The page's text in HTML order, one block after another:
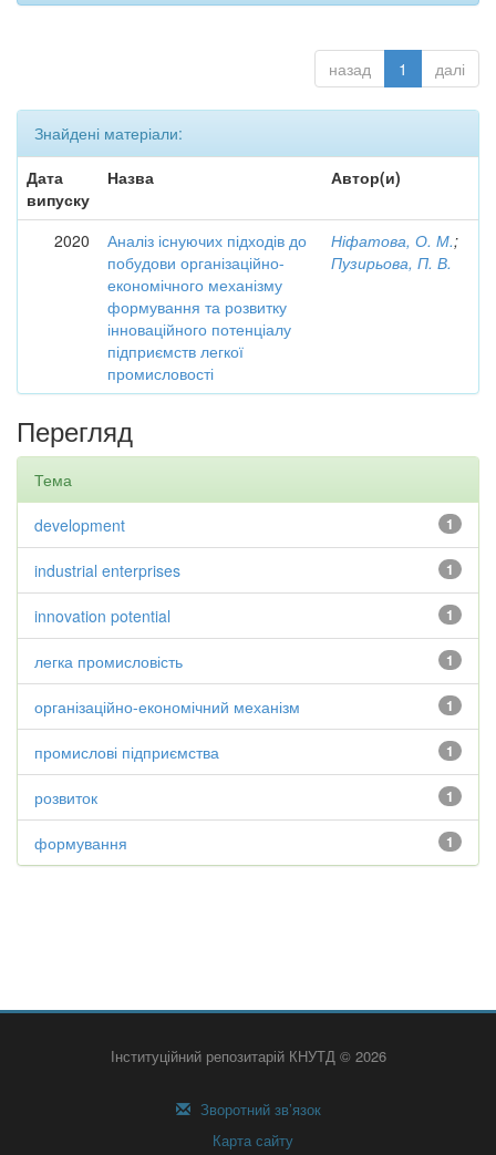
назад 1 далі
Знайдені матеріали:
Дата
випуску
Назва Автор(и)
2020
Аналіз існуючих підходів до
побудови організаційно-
економічного механізму
формування та розвитку
інноваційного потенціалу
підприємств легкої
промисловості
Ніфатова, О. М.;
Пузирьова, П. В.
Перегляд
Тема
1
development
1
industrial enterprises
1
innovation potential
1
легка промисловість
1
організаційно-економічний механізм
1
промислові підприємства
1
розвиток
1
формування
Інституційний репозитарій КНУТД © 2026
Зворотний зв’язок
Карта сайту